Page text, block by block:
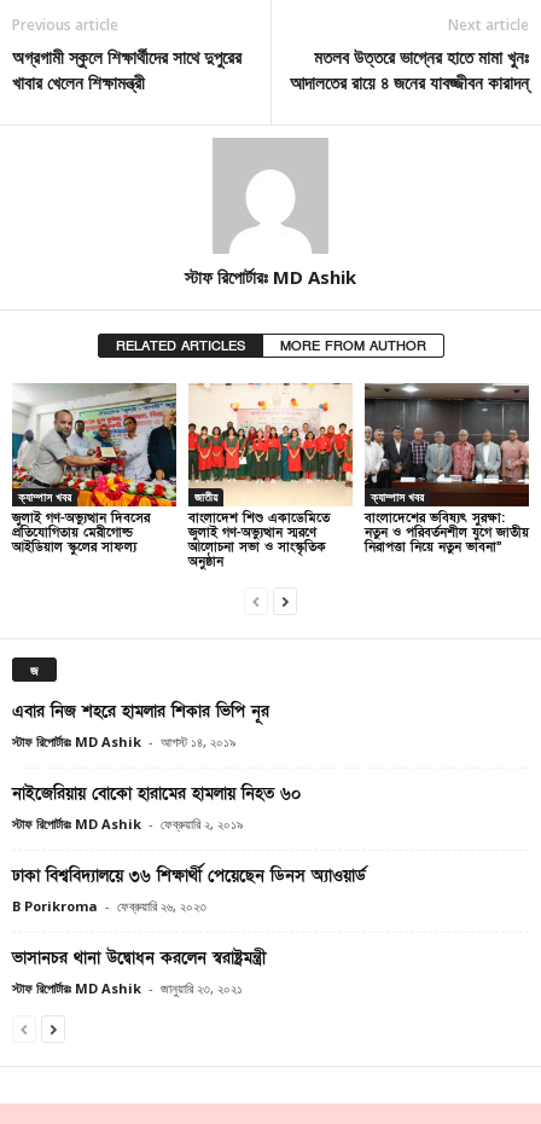
Previous article
অগ্রগামী স্কুলে শিক্ষার্থীদের সাথে দুপুরের
খাবার খেলেন শিক্ষামন্ত্রী
Next article
মতলব উত্তরে ভাগ্নের হাতে মামা খুনঃ
আদালতের রায়ে ৪ জনের যাবজ্জীবন কারাদন্
স্টাফ রিপোর্টারঃ MD Ashik
RELATED ARTICLES MORE FROM AUTHOR
ক্যাম্পাস খবর
জুলাই গণ-অভ্যুত্থান দিবসের
প্রতিযোগিতায় মেরীগোল্ড
আইডিয়াল স্কুলের সাফল্য
জাতীয়
বাংলাদেশ শিশু একাডেমিতে
জুলাই গণ-অভ্যুত্থান স্মরণে
আলোচনা সভা ও সাংস্কৃতিক
অনুষ্ঠান
ক্যাম্পাস খবর
বাংলাদেশের ভবিষ্যৎ সুরক্ষা:
নতুন ও পরিবর্তনশীল যুগে জাতীয়
নিরাপত্তা নিয়ে নতুন ভাবনা”
জ
এবার নিজ শহরে হামলার শিকার ভিপি নূর
স্টাফ রিপোর্টারঃ MD Ashik - আগস্ট ১৪, ২০১৯
নাইজেরিয়ায় বোকো হারামের হামলায় নিহত ৬০
স্টাফ রিপোর্টারঃ MD Ashik - ফেব্রুয়ারি ২, ২০১৯
ঢাকা বিশ্ববিদ্যালয়ে ৩৬ শিক্ষার্থী পেয়েছেন ডিনস অ্যাওয়ার্ড
B Porikroma - ফেব্রুয়ারি ২৬, ২০২৩
ভাসানচর থানা উদ্বোধন করলেন স্বরাষ্ট্রমন্ত্রী
স্টাফ রিপোর্টারঃ MD Ashik - জানুয়ারি ২৩, ২০২১